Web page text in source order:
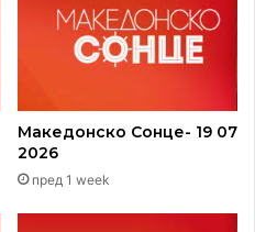
Македонско Сонце- 19 07
2026
пред 1 week